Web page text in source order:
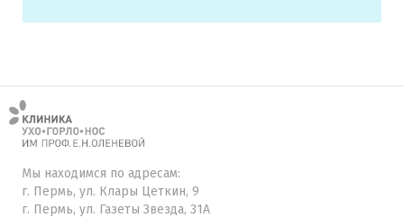
Мы находимся по адресам:
г. Пермь, ул. Клары Цеткин, 9
г. Пермь, ул. Газеты Звезда, 31А